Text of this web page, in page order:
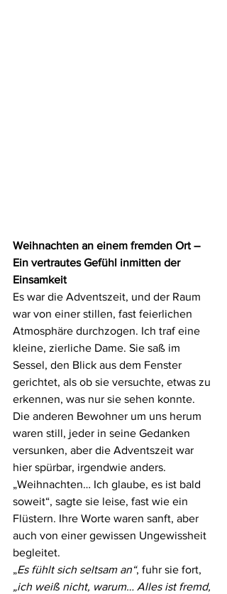
Weihnachten an einem fremden Ort –
Ein vertrautes Gefühl inmitten der
Einsamkeit
Es war die Adventszeit, und der Raum
war von einer stillen, fast feierlichen
Atmosphäre durchzogen. Ich traf eine
kleine, zierliche Dame. Sie saß im
Sessel, den Blick aus dem Fenster
gerichtet, als ob sie versuchte, etwas zu
erkennen, was nur sie sehen konnte.
Die anderen Bewohner um uns herum
waren still, jeder in seine Gedanken
versunken, aber die Adventszeit war
hier spürbar, irgendwie anders.
„Weihnachten… Ich glaube, es ist bald
soweit“, sagte sie leise, fast wie ein
Flüstern. Ihre Worte waren sanft, aber
auch von einer gewissen Ungewissheit
begleitet.
„Es fühlt sich seltsam an“, fuhr sie fort,
„ich weiß nicht, warum… Alles ist fremd,